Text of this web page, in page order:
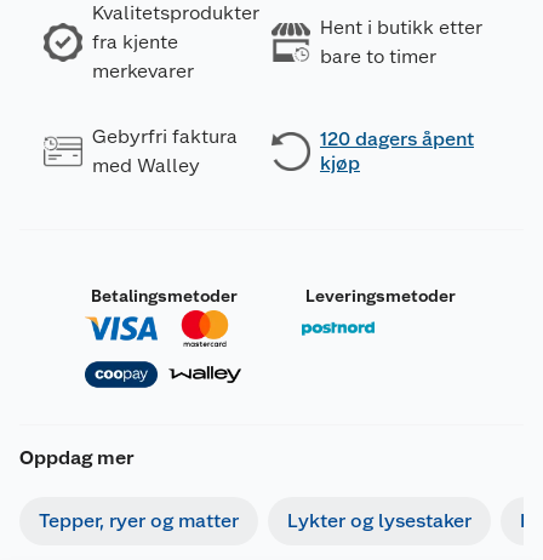
Kvalitetsprodukter
fra kjente
merkevarer
Hent i butikk etter
bare to timer
Gebyrfri faktura
med Walley
120 dagers åpent
kjøp
Betalingsmetoder Leveringsmetoder
Oppdag mer
Tepper, ryer og matter Lykter og lysestaker